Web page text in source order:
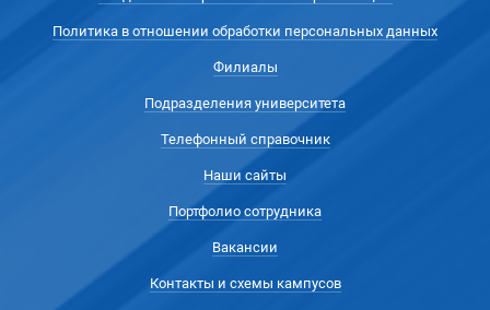
Политика в отношении обработки персональных данных
Филиалы
Подразделения университета
Телефонный справочник
Наши сайты
Портфолио сотрудника
Вакансии
Контакты и схемы кампусов